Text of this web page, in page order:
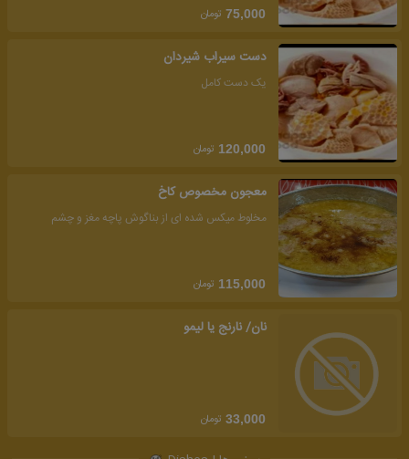
75,000 تومان
دست سیراب شیردان
یک دست کامل
120,000 تومان
معجون مخصوص کاخ
مخلوط میکس شده ای از بناگوش پاچه مغز و چشم
115,000 تومان
نان/ نارنج یا لیمو
33,000 تومان